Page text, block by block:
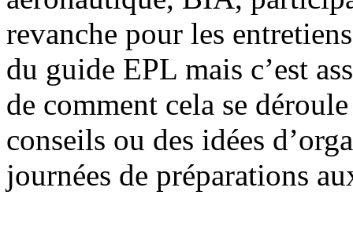
revanche pour les
du guide EPL mais c’est
de comment cela se
conseils ou des idées
journées de préparations